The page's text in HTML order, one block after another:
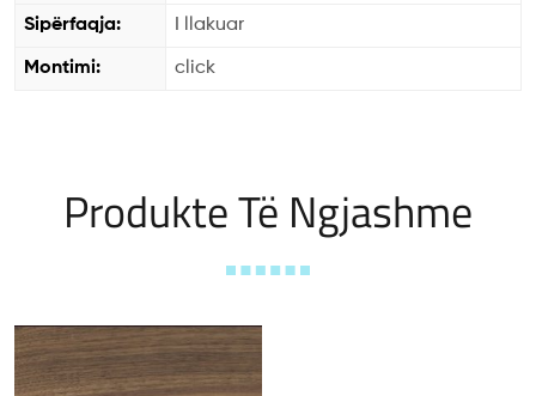
Sipërfaqja: I llakuar
Montimi: click
Produkte Të Ngjashme